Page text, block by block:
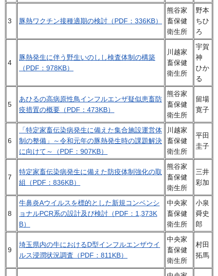
3 豚熱ワクチン接種適期の検討（PDF：336KB）
熊谷家
畜保健
衛生所
野本
ちひ
ろ
4
豚熱発生に伴う野生いのしし検査体制の構築
（PDF：978KB）
川越家
畜保健
衛生所
宇賀
神
ひか
る
5
あひるの高病原性鳥インフルエンザ疑似患畜防
疫措置の概要（PDF：473KB）
熊谷家
畜保健
衛生所
留場
寛子
6
「特定家畜伝染病発生に備えた集合施設運営体
制の整備」～令和元年の豚熱発生時の課題解決
に向けて～（PDF：907KB）
川越家
畜保健
衛生所
平田
圭子
7
特定家畜伝染病発生に備えた防疫体制強化の取
組（PDF：836KB）
熊谷家
畜保健
衛生所
三井
彩加
8
牛鼻炎Aウイルスを標的とした新規コンベンシ
ョナルPCR系の設計及び検討（PDF：1,373K
B）
中央家
畜保健
衛生所
小泉
舜史
郎
9
埼玉県内の牛におけるD型インフルエンザウイ
ルス浸潤状況調査（PDF：811KB）
中央家
畜保健
衛生所
村田
拓馬